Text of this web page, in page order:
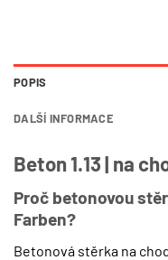
POPIS
DALŠÍ INFORMACE
Beton 1.13 | na
Proč betonovou
Farben?
Betonová stěrka na